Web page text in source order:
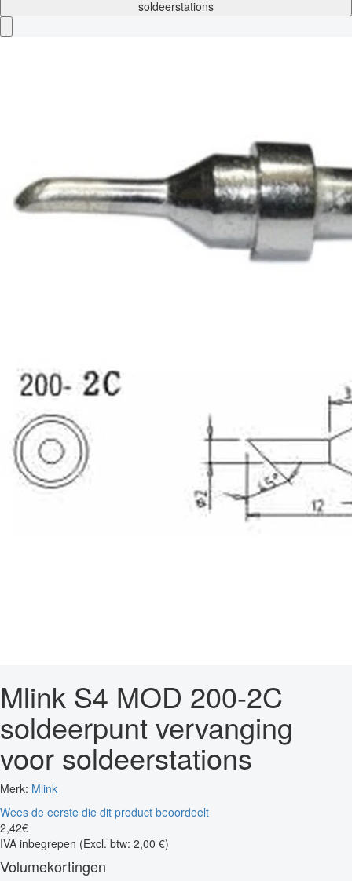
Mlink S4 MOD 200-2C
soldeerpunt vervanging
voor soldeerstations
Merk: Mlink
Wees de eerste die dit product beoordeelt
2,42€
IVA inbegrepen (Excl. btw: 2,00 €)
Volumekortingen